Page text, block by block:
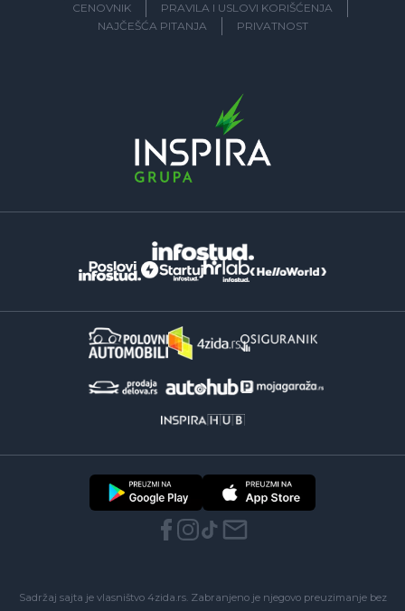
CENOVNIK
PRAVILA I USLOVI KORIŠĆENJA
NAJČEŠĆA PITANJA
PRIVATNOST
Sadržaj sajta je vlasništvo 4zida.rs. Zabranjeno je njegovo preuzimanje bez